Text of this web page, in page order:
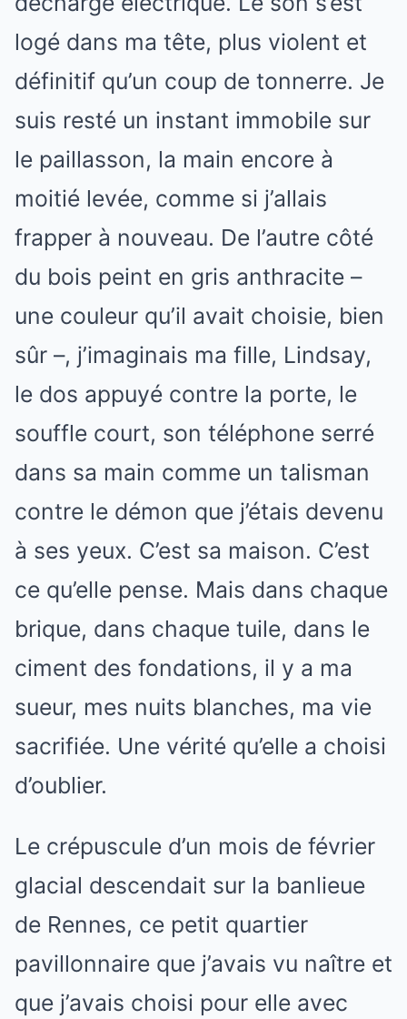
logé dans ma tête, plus violent et
définitif qu’un coup de tonnerre. Je
suis resté un instant immobile sur
le paillasson, la main encore à
moitié levée, comme si j’allais
frapper à nouveau. De l’autre côté
du bois peint en gris anthracite –
une couleur qu’il avait choisie, bien
sûr –, j’imaginais ma fille, Lindsay,
le dos appuyé contre la porte, le
souffle court, son téléphone serré
dans sa main comme un talisman
contre le démon que j’étais devenu
à ses yeux. C’est sa maison. C’est
ce qu’elle pense. Mais dans chaque
brique, dans chaque tuile, dans le
ciment des fondations, il y a ma
sueur, mes nuits blanches, ma vie
sacrifiée. Une vérité qu’elle a choisi
d’oublier.
Le crépuscule d’un mois de février
glacial descendait sur la banlieue
de Rennes, ce petit quartier
pavillonnaire que j’avais vu naître et
que j’avais choisi pour elle avec